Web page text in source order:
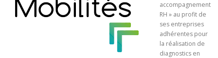
accompagnement
RH » au profit de
ses entreprises
adhérentes pour
la réalisation de
diagnostics en